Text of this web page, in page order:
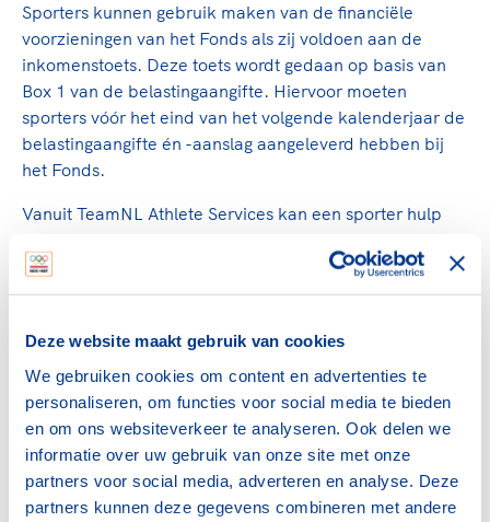
Deze website maakt gebruik van cookies
We gebruiken cookies om content en advertenties te
personaliseren, om functies voor social media te bieden
en om ons websiteverkeer te analyseren. Ook delen we
informatie over uw gebruik van onze site met onze
partners voor social media, adverteren en analyse. Deze
partners kunnen deze gegevens combineren met andere
Sport verenigt. Op sportclubs, pleintjes, tijdens
een rondje fietsen, door samen te skaten of naar
de sportschool te gaan. Door samen te juichen
voor Sifan Hassan, Rico Verhoeven, Diede de
Groot en het Nederlands Elftal. Of met trots te
genieten van de karatewedstrijd van je dochter,
de halve marathon van je moeder of de
hockeywedstrijd van je buurjongen.
Clubondersteuning
Beroepskrachten
Samen voor een veilige
sportomgeving
langs de lijn, in de kleedkamer, kantine en online?
En wat mag vooral niet? Een gedragscode geeft
hier richting aan en is dus een belangrijk
ongewenst gedrag.
Lees verder
De TeamNL Academie
De TeamNL Academie biedt een leer- en
ontwikkelprogramma voor de volgende functies
binnen TeamNL programma's: experts, coaches,
bestuurders, (technisch) directeuren, managers en
Sporters kunnen gebruik maken van de financiële
voorzieningen van het Fonds als zij voldoen aan de
inkomenstoets. Deze toets wordt gedaan op basis van
Box 1 van de belastingaangifte. Hiervoor moeten
sporters vóór het eind van het volgende kalenderjaar de
belastingaangifte én -aanslag aangeleverd hebben bij
het Fonds.
Vanuit TeamNL Athlete Services kan een sporter hulp
vragen. Daarvoor organiseren we samen met EY fiscale
adviesdagen. Zie ook het bericht hiervoor.
Meer weten over de extra
kostenvergoeding of andere
fiscale kwesties? Vraag het
Nienke Kingma
Nienke.Kingma@nocnsf.nl